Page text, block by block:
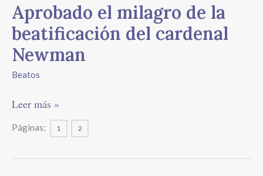
Aprobado el milagro de la
beatificación del cardenal
Newman
Beatos
Aprobado
el
milagro
de
la
beatificación
cardenal
Leer más »
Páginas: 1 2